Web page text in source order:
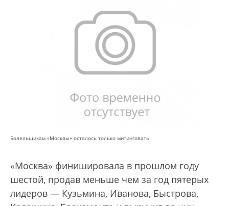
Болельщикам «Москвы» осталось только митинговать
«Москва» финишировала в прошлом году
шестой, продав меньше чем за год пятерых
лидеров — Кузьмина, Иванова, Быстрова,